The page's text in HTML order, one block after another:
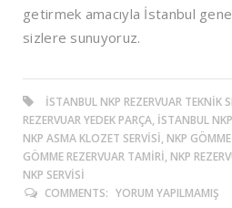
getirmek amacıyla İstanbul
sizlere sunuyoruz.
ISTANBUL NKP REZERVUAR TEKNIK
REZERVUAR YEDEK PARÇA, ISTANBUL
NKP ASMA KLOZET SERVISI, NKP GÖMME
GÖMME REZERVUAR TAMIRI, NKP
NKP SERVISI
COMMENTS: YORUM YAPILMAMIŞ